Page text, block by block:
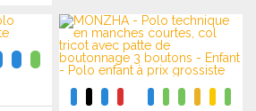
Demander un devis